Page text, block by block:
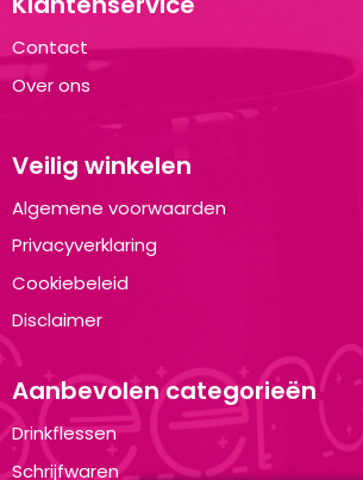
Contact
Over ons
Veilig winkelen
Algemene voorwaarden
Privacyverklaring
Cookiebeleid
Disclaimer
Aanbevolen categorieën
Drinkflessen
Schrijfwaren